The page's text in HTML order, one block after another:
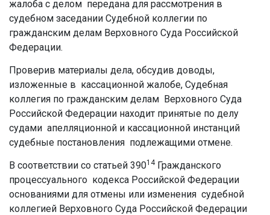
жалоба с делом передана для рассмотрения в
судебном заседании Судебной коллегии по
гражданским делам Верховного Суда Российской
Федерации.
Проверив материалы дела, обсудив доводы,
изложенные в кассационной жалобе, Судебная
коллегия по гражданским делам Верховного Суда
Российской Федерации находит принятые по делу
судами апелляционной и кассационной инстанций
судебные постановления подлежащими отмене.
В соответствии со статьей 39014Гражданского
процессуального кодекса Российской Федерации
основаниями для отмены или изменения судебной
коллегией Верховного Суда Российской Федерации